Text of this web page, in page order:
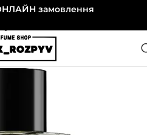
замовлення